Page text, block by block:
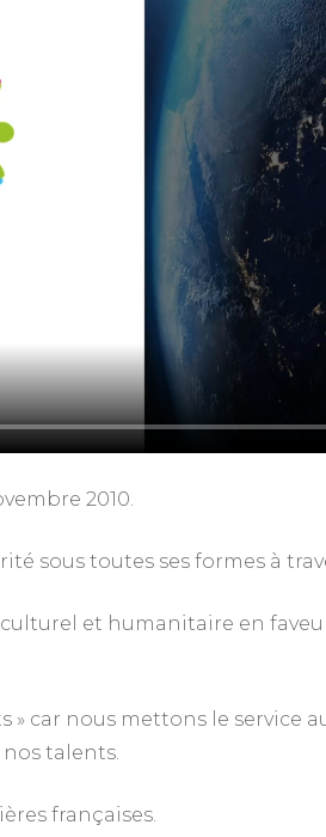
2010.
sous toutes ses formes à
et humanitaire en
» car nous mettons le
talents.
françaises.